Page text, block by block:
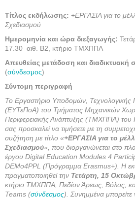
Τίτλος εκδήλωσης: +ΕΡΓΑΣΙΑ για το
Σχεδιασμού
Ημερομηνία και ώρα διεξαγωγής:
17.30 αιθ. Β2, κτήριο ΤΜΧΠΠΑ
Απευθείας μετάδοση και διαδικτυακή
(σύνδεσμος)
Σύντομη περιγραφή
Το Εργαστήριο Υποδομών, Τεχνολογικής
(ΕΥΤεΠοΑ) του Τμήματος Μηχανικών
Περιφερειακής Ανάπτυξης (ΤΜΧΠΠΑ) του
σας προσκαλεί να τιμήσετε με τη
συζήτηση με τίτλο «+ΕΡΓΑΣΙΑ για το
Σχεδιασμού», που διοργανώνεται στο
έργου Digital Education Modules 4
DEMo4PPL (Πρόγραμμα Erasmus+). Η
πραγματοποιηθεί την Τετάρτη, 15
κτήριο ΤΜΧΠΠΑ, Πεδίον Άρεως, Βόλος,
Teams (σύνδεσμος). Συνημμένα